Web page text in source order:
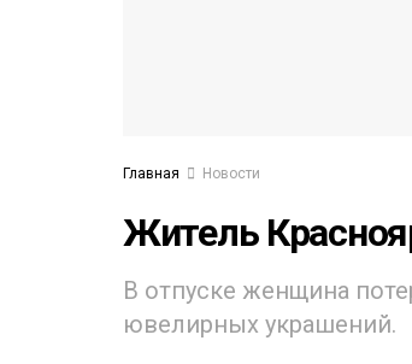
Главная Новости
Житель
В отпуске женщина
ювелирных украшений.